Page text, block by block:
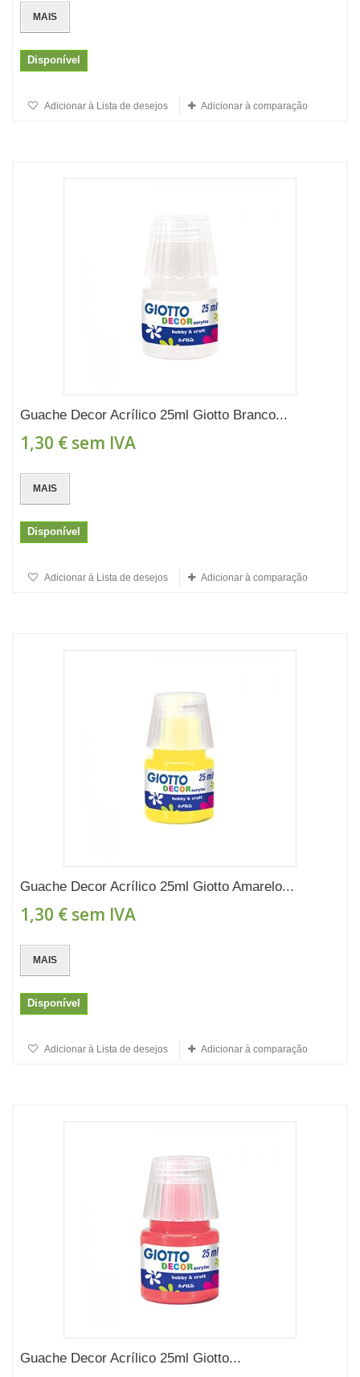
MAIS
Disponível
Adicionar à Lista de desejos Adicionar à comparação
Guache Decor Acrílico 25ml Giotto Branco...
1,30 € sem IVA
MAIS
Disponível
Adicionar à Lista de desejos Adicionar à comparação
Guache Decor Acrílico 25ml Giotto Amarelo...
1,30 € sem IVA
MAIS
Disponível
Adicionar à Lista de desejos Adicionar à comparação
Guache Decor Acrílico 25ml Giotto...